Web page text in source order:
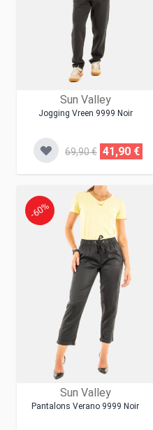
Sun Valley
Jogging Vreen 9999 Noir
69,90 € 41,90 €
Sun Valley
Pantalons Verano 9999 Noir
-60%